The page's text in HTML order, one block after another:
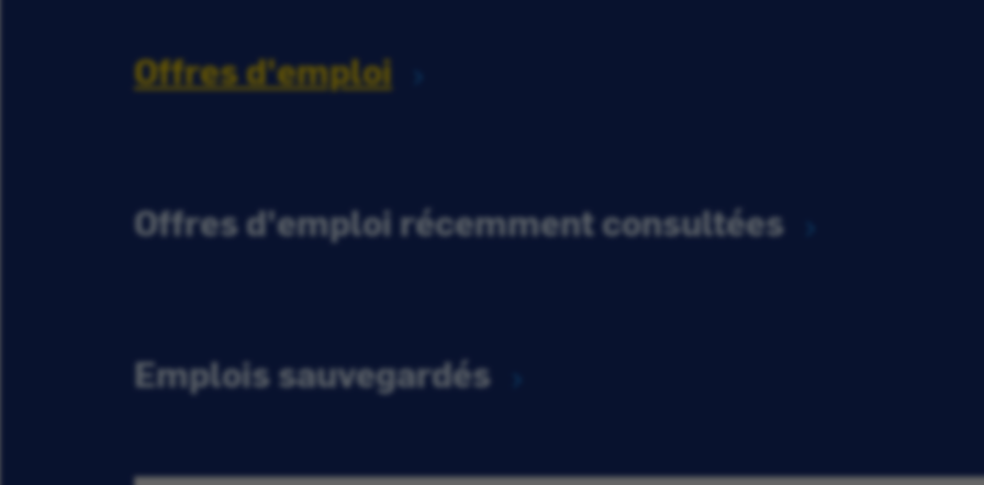
Offres d'emploi
Offres d'emploi récemment consultées
Emplois sauvegardés